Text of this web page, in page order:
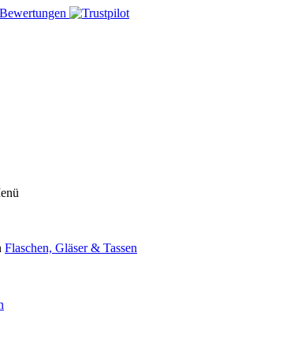
Bewertungen
Flaschen, Gläser & Tassen